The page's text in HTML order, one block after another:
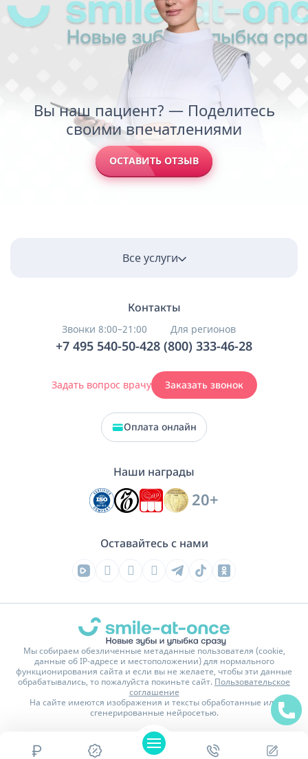
Вы наш пациент? — Поделитесь
своими впечатлениями
ОСТАВИТЬ ОТЗЫВ
Все услуги
Контакты
Звонки 8:00–21:00
+7 495 540-50-42
Для регионов
8 (800) 333-46-28
Задать вопрос врачу Заказать звонок
Оплата онлайн
Наши награды
20+
Оставайтесь с нами
Мы собираем обезличенные метаданные пользователя (cookie,
данные об IP-адресе и местоположении) для нормального
функционирования сайта и если вы не желаете, чтобы эти данные
обрабатывались, то пожалуйста покиньте сайт. Пользовательское
соглашение
На сайте имеются изображения и тексты обработанные или
сгенерированные нейросетью.
Карта сайта
Политика конфиденциальности